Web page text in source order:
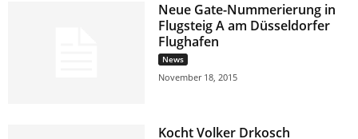
Neue Gate-Nummerierung in
Flugsteig A am Düsseldorfer
Flughafen
News
November 18, 2015
Kocht Volker Drkosch